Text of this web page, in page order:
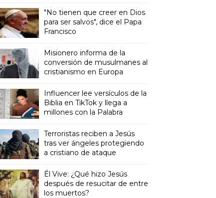
"No tienen que creer en Dios
para ser salvos", dice el Papa
Francisco
Misionero informa de la
conversión de musulmanes al
cristianismo en Europa
Influencer lee versículos de la
Biblia en TikTok y llega a
millones con la Palabra
Terroristas reciben a Jesús
tras ver ángeles protegiendo
a cristiano de ataque
Él Vive: ¿Qué hizo Jesús
después de resucitar de entre
los muertos?